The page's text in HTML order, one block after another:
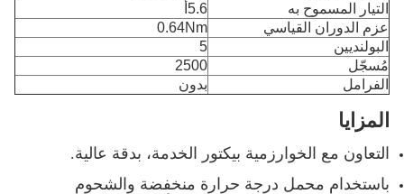
التيار المسموح به
5.6أ
عزم الدوران القياسي
0.64Nm
البولنديين
5
مُسجّل
2500
الفرامل
بدون
المزايا
التعاون مع الخوارزمية بيكتور الخدمة، بدقة عالية.
باستخدام محمل درجة حرارة منخفضة والشحوم